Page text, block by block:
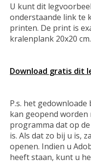
U kunt dit
onderstaande link te
printen. De print is
kralenplank 20x20 cm.
Download gratis dit
P.s. het
kan geopend worden
programma dat op
is. Als dat zo bij u is,
openen. Indien u
heeft staan, kunt u